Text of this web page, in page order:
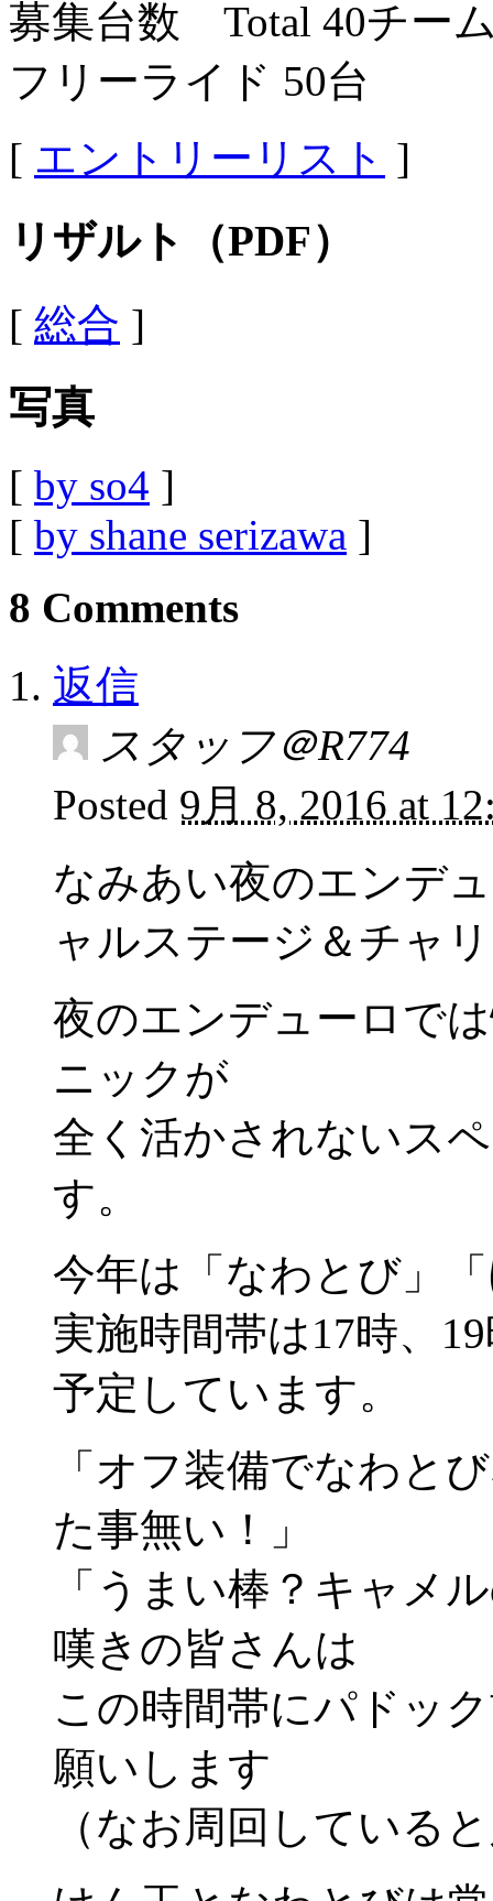
募集台数 Total 40チー
フリーライド 50台
[ エントリーリスト ]
リザルト（PDF）
[ 総合 ]
写真
[ by so4 ]
[ by shane serizawa ]
8 Comments
返信
スタッフ＠R774
Posted 9月 8, 2016 at
なみあい夜のエンデ
ャルステージ＆チャ
夜のエンデューロで
ニックが
全く活かされないス
す。
今年は「なわとび」
実施時間帯は17時、
予定しています。
「オフ装備でなわと
た事無い！」
「うまい棒？キャメ
嘆きの皆さんは
この時間帯にパドッ
願いします
（なお周回している